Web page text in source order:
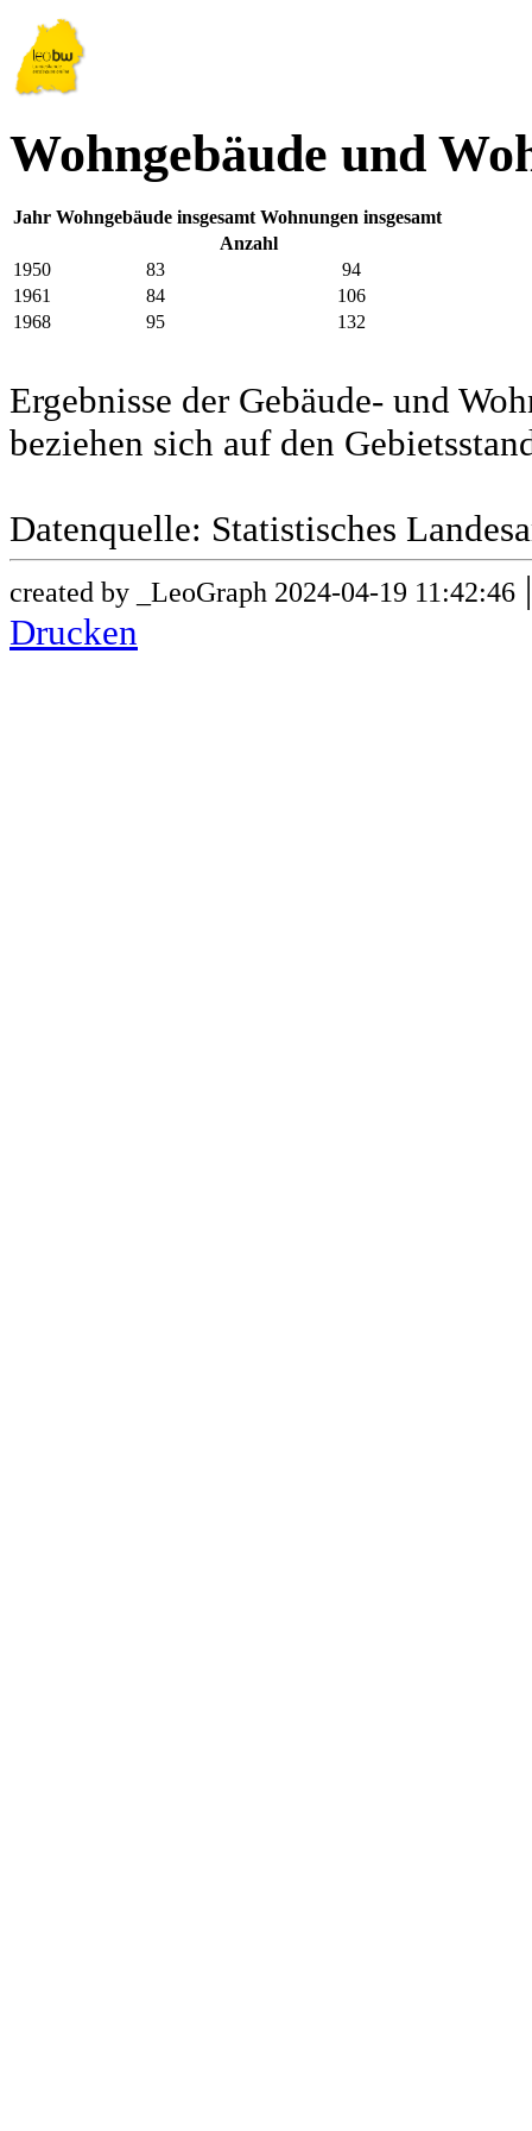
Wohngebäude und
Jahr Wohngebäude insgesamt Wohnungen insgesamt
Anzahl
1950
83
94
1961
84
106
1968
95 132
Ergebnisse der Gebäude- und
beziehen sich auf den
Datenquelle: Statistisches
created by _LeoGraph 2024-04-19 11:42:46
Drucken